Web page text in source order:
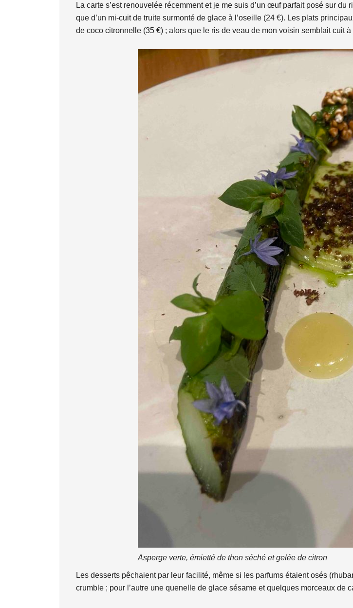
La carte s’est renouvelée récemment et je me suis d’un œuf parfait posé sur
que d’un mi-cuit de truite surmonté de glace à l’oseille (24 €). Les plats
de coco citronnelle (35 €) ; alors que le ris de veau de mon voisin semblait cuit
Asperge verte, émietté de thon séché et gelée de citron
Les desserts pêchaient par leur facilité, même si les parfums étaient osés
crumble ; pour l’autre une quenelle de glace sésame et quelques morceaux de